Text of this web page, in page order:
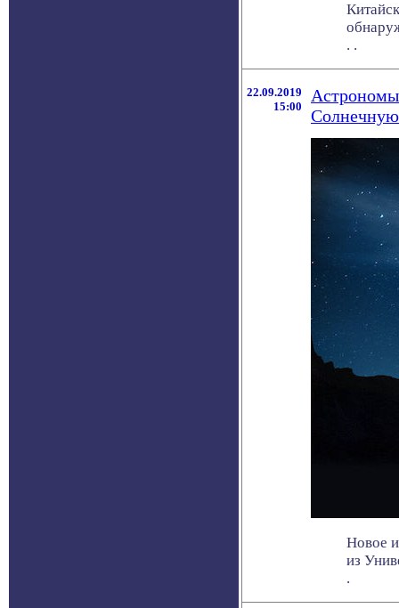
. .
22.09.2019
15:00
Новое
из
.